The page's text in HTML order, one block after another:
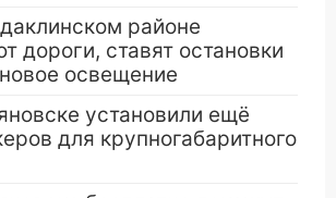
районе
дороги, ставят остановки
освещение
установили ещё
для крупногабаритного